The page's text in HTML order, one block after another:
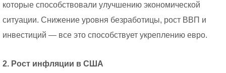
которые способствовали улучшению экономической
ситуации. Снижение уровня безработицы, рост ВВП и
инвестиций — все это способствует укреплению евро.
2. Рост инфляции в США